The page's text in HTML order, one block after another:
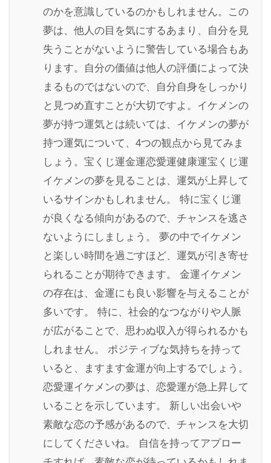
のかを意識しているのかもしれません。この
夢は、他人の目を気にするあまり、自分を見
失うことがないように警告している場合もあ
ります。自分の価値は他人の評価によって決
まるものではないので、自分自身をしっかり
と見つめ直すことが大切ですよ。イケメンの
夢が持つ運気とは続いては、イケメンの夢が
持つ運気について、4つの観点から見てみま
しょう。宝くじ運金運恋愛運健康運宝くじ運
イケメンの夢を見ることは、運気が上昇して
いるサインかもしれません。 特に宝くじ運
が良くなる傾向があるので、チャンスを逃さ
ないようにしましょう。 夢の中でイケメン
と楽しい時間を過ごすほど、運気が引き寄せ
られることが期待できます。 金運イケメン
の存在は、金運にも良い影響を与えることが
多いです。 特に、社会的なつながりや人脈
が広がることで、思わぬ収入が得られるかも
しれません。 ポジティブな気持ちを持って
いると、ますます金運が向上するでしょう。
恋愛運イケメンの夢は、恋愛運が急上昇して
いることを示しています。 新しい出会いや
素敵な恋の予感があるので、チャンスを大切
にしてくださいね。 自信を持ってアプロー